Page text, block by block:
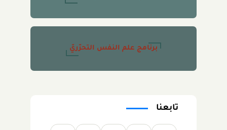
برنامج علم النفس التحرّريّ
تابعنا